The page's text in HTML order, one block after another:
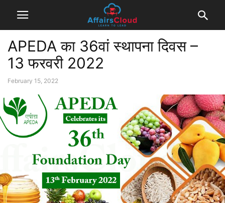
APEDA का 36वां स्थापना दिवस –
13 फरवरी 2022
February 15, 2022